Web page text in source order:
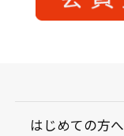
はじめての方へ